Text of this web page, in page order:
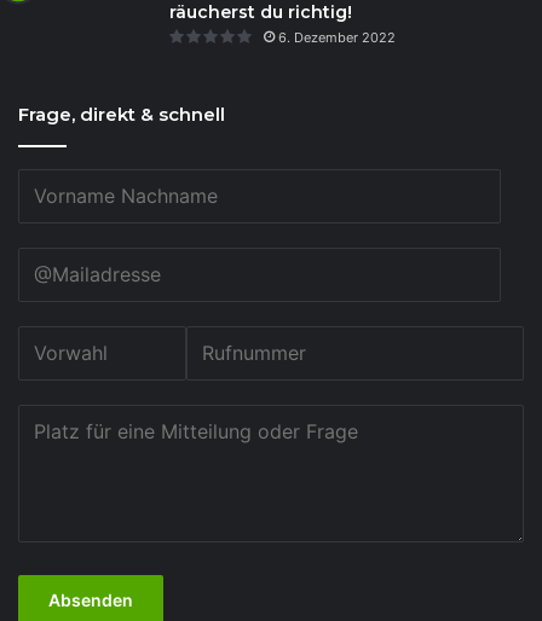
räucherst du richtig!
6. Dezember 2022
Frage, direkt & schnell